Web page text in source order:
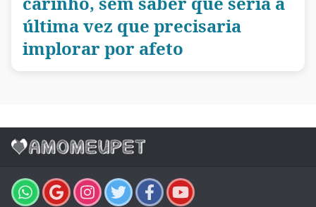
última vez que precisaria
implorar por afeto